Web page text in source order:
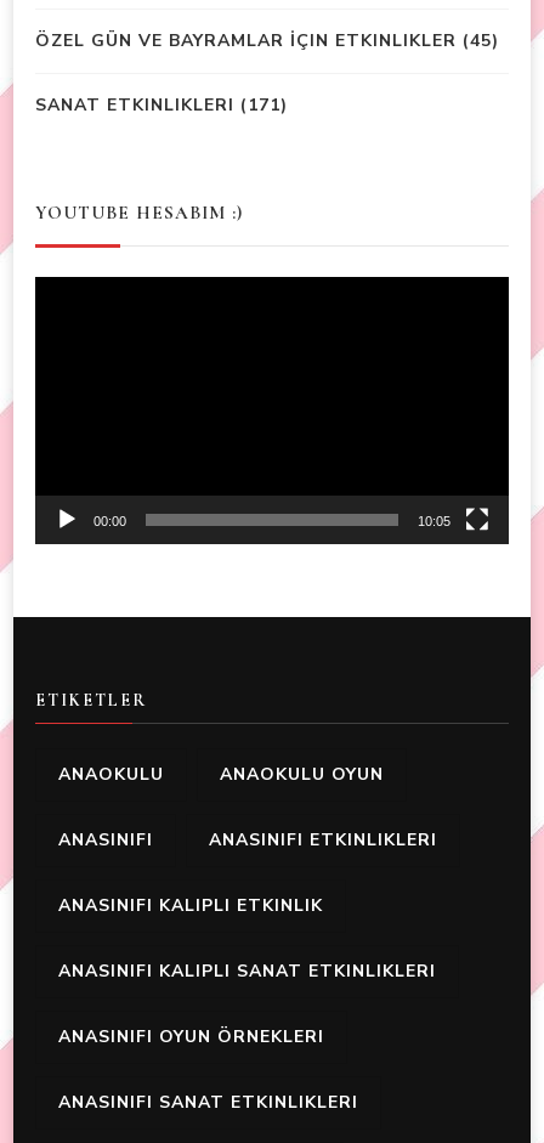
ÖZEL GÜN VE BAYRAMLAR İÇIN ETKINLIKLER (45)
SANAT ETKINLIKLERI (171)
YOUTUBE HESABIM :)
00:00 10:05
ETIKETLER
ANAOKULU ANAOKULU OYUN
ANASINIFI ANASINIFI ETKINLIKLERI
ANASINIFI KALIPLI ETKINLIK
ANASINIFI KALIPLI SANAT ETKINLIKLERI
ANASINIFI OYUN ÖRNEKLERI
ANASINIFI SANAT ETKINLIKLERI